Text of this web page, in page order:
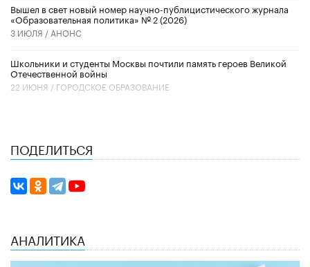
Вышел в свет новый номер научно-публицистического журнала
«Образовательная политика» № 2 (2026)
3 ИЮЛЯ / АНОНС
Школьники и студенты Москвы почтили память героев Великой
Отечественной войны
22 ИЮНЯ / ГОРОДСКОЕ ОБРАЗОВАНИЕ
ПОДЕЛИТЬСЯ
АНАЛИТИКА